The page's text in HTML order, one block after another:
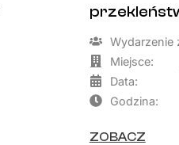
Wydarzenie
Miejsce:
Data:
Godzina:
ZOBACZ